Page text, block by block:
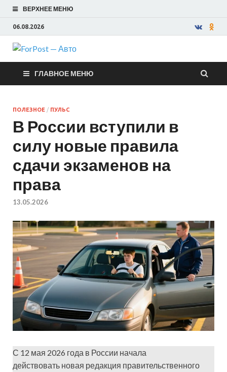
ВЕРХНЕЕ МЕНЮ
06.08.2026
ForPost —
Авто
ГЛАВНОЕ МЕНЮ
ПОЛЕЗНОЕ / ПУЛЬС
В России вступили в
силу новые правила
сдачи экзаменов на
права
13.05.2026
С 12 мая 2026 года в России начала
действовать новая редакция правительственного